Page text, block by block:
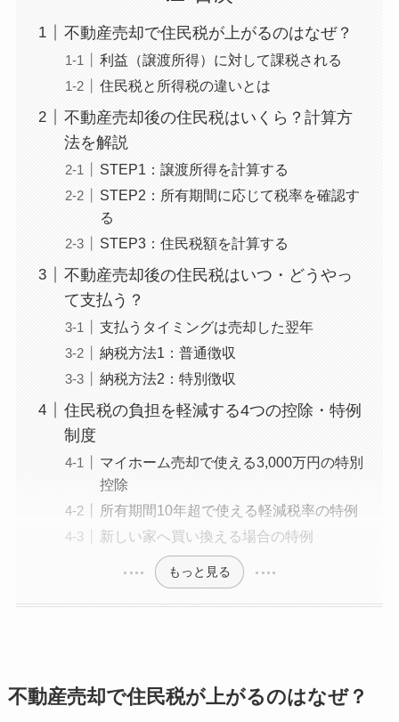
不動産売却で住民税が上がるのはなぜ？
利益（譲渡所得）に対して課税される
住民税と所得税の違いとは
不動産売却後の住民税はいくら？計算方
法を解説
STEP1：譲渡所得を計算する
STEP2：所有期間に応じて税率を確認す
る
STEP3：住民税額を計算する
不動産売却後の住民税はいつ・どうやっ
て支払う？
支払うタイミングは売却した翌年
納税方法1：普通徴収
納税方法2：特別徴収
住民税の負担を軽減する4つの控除・特例
制度
マイホーム売却で使える3,000万円の特別
控除
所有期間10年超で使える軽減税率の特例
新しい家へ買い換える場合の特例
もっと見る
不動産売却で住民税が上がるのはなぜ？